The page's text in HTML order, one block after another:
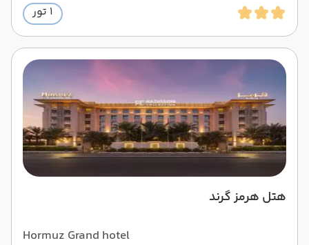
1 تور
هتل هرمز گرند
Hormuz Grand hotel